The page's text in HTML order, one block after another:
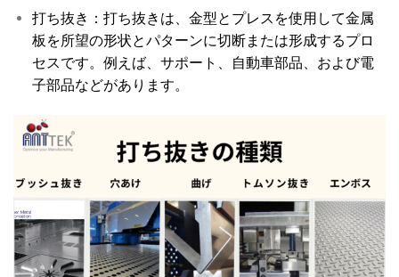
打ち抜き：打ち抜きは、金型とプレスを使用して金属
板を所望の形状とパターンに切断または形成するプロ
セスです。例えば、サポート、自動車部品、および電
子部品などがあります。